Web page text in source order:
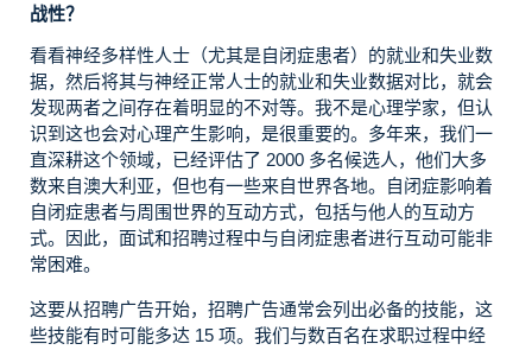
战性？
看看神经多样性人士（尤其是自闭症患者）的就业和失业数
据，然后将其与神经正常人士的就业和失业数据对比，就会
发现两者之间存在着明显的不对等。我不是心理学家，但认
识到这也会对心理产生影响，是很重要的。多年来，我们一
直深耕这个领域，已经评估了 2000 多名候选人，他们大多
数来自澳大利亚，但也有一些来自世界各地。自闭症影响着
自闭症患者与周围世界的互动方式，包括与他人的互动方
式。因此，面试和招聘过程中与自闭症患者进行互动可能非
常困难。
这要从招聘广告开始，招聘广告通常会列出必备的技能，这
些技能有时可能多达 15 项。我们与数百名在求职过程中经